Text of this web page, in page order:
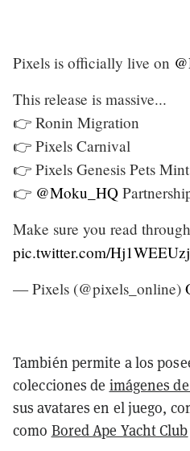
Pixels is officially live on
This release is massive...
👉 Ronin Migration
👉 Pixels Carnival
👉 Pixels Genesis Pets Mint
👉 @Moku_HQ
Make sure you read
pic.twitter.com/
— Pixels (@pixels_online)
También permite a los
colecciones de imágenes
sus avatares en el juego,
como Bored Ape Yacht Club